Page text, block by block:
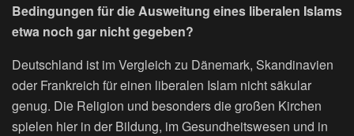
Bedingungen für die Ausweitung eines liberalen Islams
etwa noch gar nicht gegeben?
Deutschland ist im Vergleich zu Dänemark, Skandinavien
oder Frankreich für einen liberalen Islam nicht säkular
genug. Die Religion und besonders die großen Kirchen
spielen hier in der Bildung, im Gesundheitswesen und in